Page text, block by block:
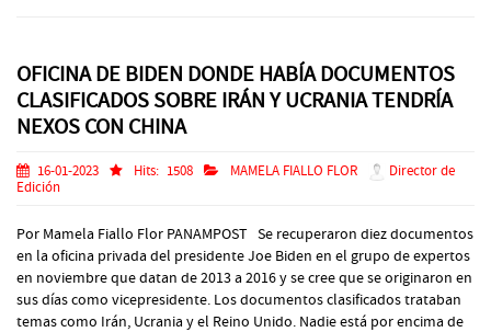
OFICINA DE BIDEN DONDE HABÍA DOCUMENTOS
CLASIFICADOS SOBRE IRÁN Y UCRANIA TENDRÍA
NEXOS CON CHINA
16-01-2023 Hits: 1508 MAMELA FIALLO FLOR
Director de
Edición
Por Mamela Fiallo Flor PANAMPOST Se recuperaron diez documentos
en la oficina privada del presidente Joe Biden en el grupo de expertos
en noviembre que datan de 2013 a 2016 y se cree que se originaron en
sus días como vicepresidente. Los documentos clasificados trataban
temas como Irán, Ucrania y el Reino Unido. Nadie está por encima de